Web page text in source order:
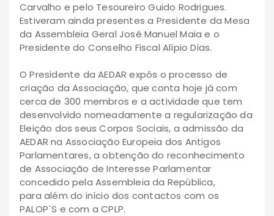
Carvalho e pelo Tesoureiro Guido Rodrigues.
Estiveram ainda presentes a Presidente da Mesa
da Assembleia Geral José Manuel Maia e o
Presidente do Conselho Fiscal Alípio Dias.
O Presidente da AEDAR expôs o processo de
criação da Associação, que conta hoje já com
cerca de 300 membros e a actividade que tem
desenvolvido nomeadamente a regularização da
Eleição dos seus Corpos Sociais, a admissão da
AEDAR na Associação Europeia dos Antigos
Parlamentares, a obtenção do reconhecimento
de Associação de Interesse Parlamentar
concedido pela Assembleia da República,
para além do início dos contactos com os
PALOP`S e com a CPLP.